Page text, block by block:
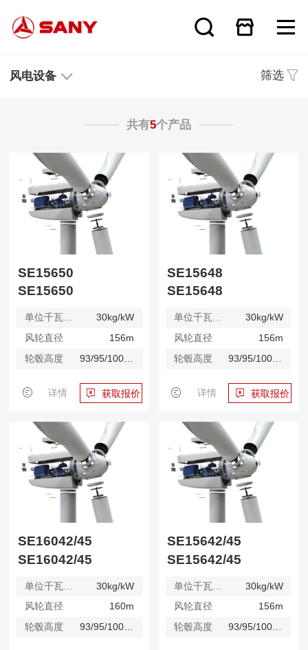
风电设备 筛选
共有5个产品
SE15650
SE15650
单位千瓦重量
30kg/kW
风轮直径
156m
轮毂高度
93/95/100/ 自定义m
详情 获取报价
SE15648
SE15648
单位千瓦重量
30kg/kW
风轮直径
156m
轮毂高度
详情 获取报价
SE16042/45
SE16042/45
单位千瓦重量
30kg/kW
风轮直径
160m
轮毂高度
93/95/100/ 自定义m
SE15642/45
SE15642/45
单位千瓦重量
30kg/kW
风轮直径
156m
轮毂高度
93/95/100/ 自定义m